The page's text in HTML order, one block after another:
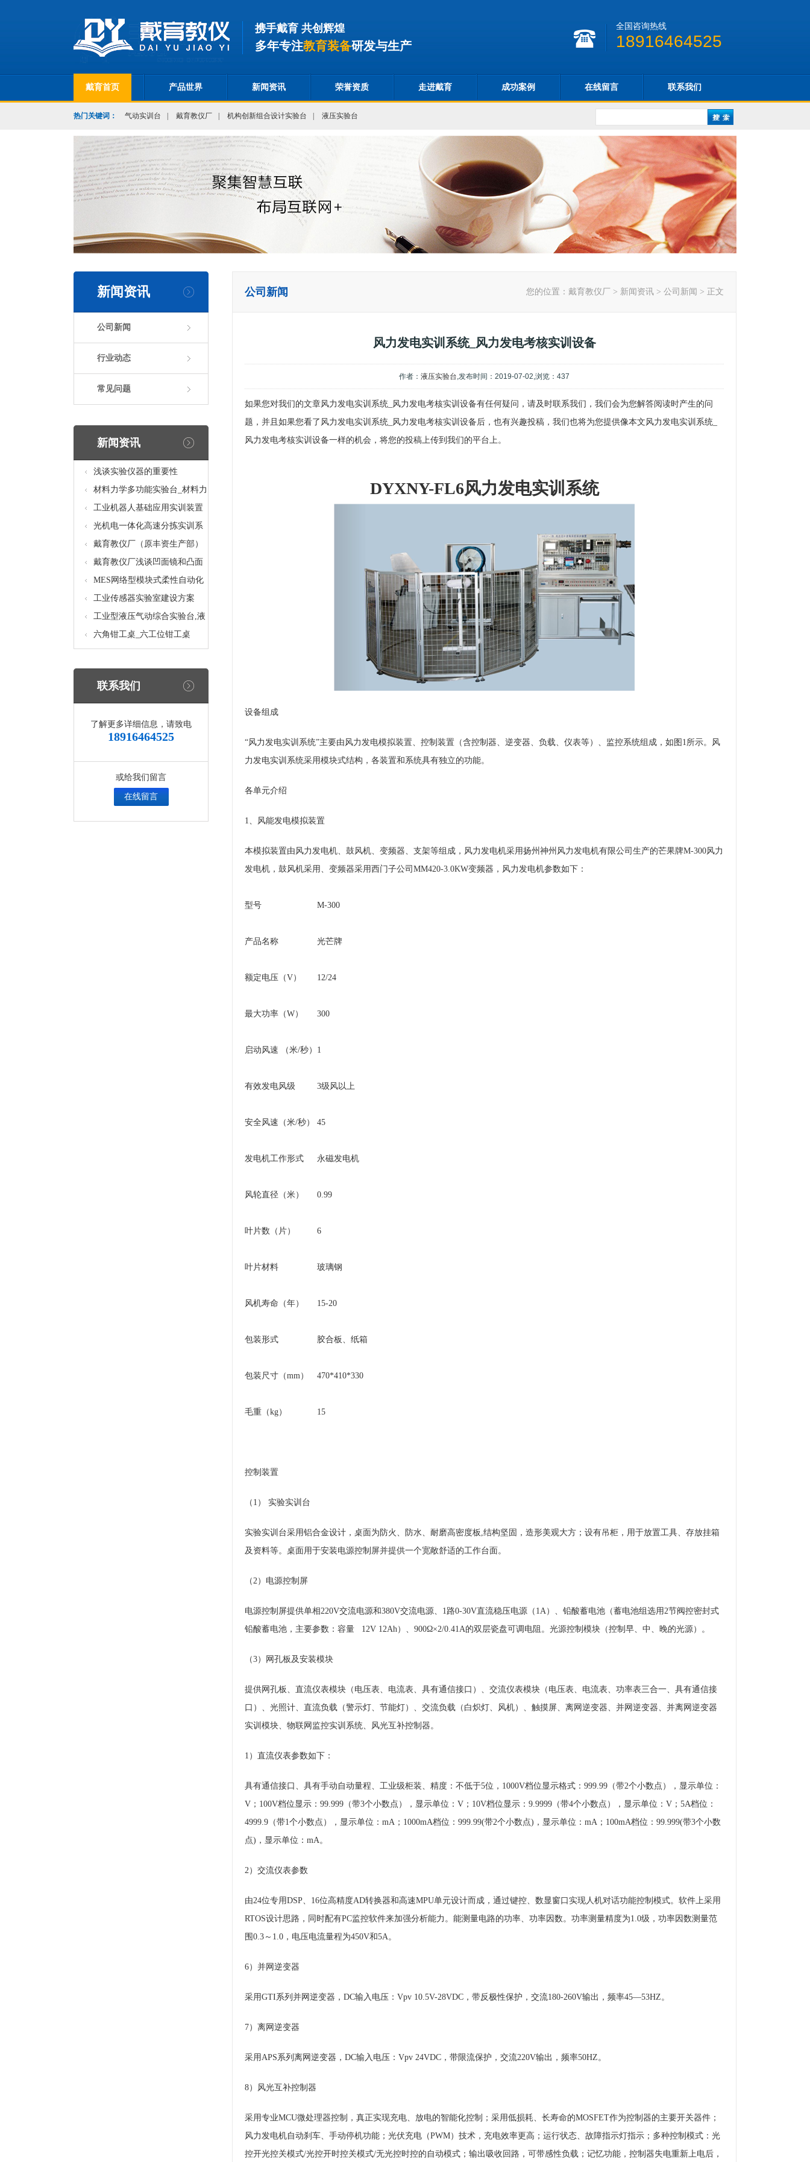
携手戴育 共创辉煌
多年专注教育装备研发与生产
全国咨询热线
18916464525
戴育首页 产品世界 新闻资讯 荣誉资质 走进戴育 成功案例 在线留言 联系我们
热门关键词： 气动实训台 戴育教仪厂 机构创新组合设计实验台 液压实验台
新闻资讯
公司新闻
行业动态
常见问题
新闻资讯
浅谈实验仪器的重要性
材料力学多功能实验台_材料力
学多功能考核实验实训设备
工业机器人基础应用实训装置
台_工业机器人基础应用实训考
核设备
光机电一体化高速分拣实训系
统_光机电一体化高速分拣实验
实训设备
戴育教仪厂（原丰资生产部）
助力春季高教仪器展
戴育教仪厂浅谈凹面镜和凸面
镜的区别之处
MES网络型模块式柔性自动化
生产线实验系统(八站)_模块柔
性自动化生产线教学实训设备
工业传感器实验室建设方案
工业型液压气动综合实验台,液
压气动综合实训台
六角钳工桌_六工位钳工桌
联系我们
了解更多详细信息，请致电
18916464525
或给我们留言
在线留言
公司新闻 您的位置： 戴育教仪厂 > 新闻资讯 > 公司新闻 > 正文
风力发电实训系统_风力发电考核实训设备
作者： 液压实验台,发布时间：2019-07-02,浏览： 437
如果您对我们的文章风力发电实训系统_风力发电考核实训设备有任何疑问，请及时联系我们，我们会为您解答阅读时产生的问
题，并且如果您看了风力发电实训系统_风力发电考核实训设备后，也有兴趣投稿，我们也将为您提供像本文风力发电实训系统_
风力发电考核实训设备一样的机会，将您的投稿上传到我们的平台上。
DYXNY-FL6风力发电实训系统
设备组成
“风力发电实训系统”主要由风力发电模拟装置、控制装置（含控制器、逆变器、负载、仪表等）、监控系统组成，如图1所示。风
力发电实训系统采用模块式结构，各装置和系统具有独立的功能。
各单元介绍
1、风能发电模拟装置
本模拟装置由风力发电机、鼓风机、变频器、支架等组成，风力发电机采用扬州神州风力发电机有限公司生产的芒果牌M-300风力
发电机，鼓风机采用、变频器采用西门子公司MM420-3.0KW变频器，风力发电机参数如下：
型号 M-300
产品名称 光芒牌
额定电压（V） 12/24
最大功率（W） 300
启动风速 （米/秒） 1
有效发电风级 3级风以上
安全风速（米/秒） 45
发电机工作形式 永磁发电机
风轮直径（米） 0.99
叶片数（片） 6
叶片材料 玻璃钢
风机寿命（年） 15-20
包装形式 胶合板、纸箱
包装尺寸（mm） 470*410*330
毛重（kg） 15
控制装置
（1） 实验实训台
实验实训台采用铝合金设计，桌面为防火、防水、耐磨高密度板,结构坚固，造形美观大方；设有吊柜，用于放置工具、存放挂箱
及资料等。桌面用于安装电源控制屏并提供一个宽敞舒适的工作台面。
（2）电源控制屏
电源控制屏提供单相220V交流电源和380V交流电源、1路0-30V直流稳压电源（1A）、铅酸蓄电池（蓄电池组选用2节阀控密封式
铅酸蓄电池，主要参数：容量 12V 12Ah）、900Ω×2/0.41A的双层瓷盘可调电阻。光源控制模块（控制早、中、晚的光源）。
（3）网孔板及安装模块
提供网孔板、直流仪表模块（电压表、电流表、具有通信接口）、交流仪表模块（电压表、电流表、功率表三合一、具有通信接
口）、光照计、直流负载（警示灯、节能灯）、交流负载（白炽灯、风机）、触摸屏、离网逆变器、并网逆变器、并离网逆变器
实训模块、物联网监控实训系统、风光互补控制器。
1）直流仪表参数如下：
具有通信接口、具有手动自动量程、工业级柜装、精度：不低于5位，1000V档位显示格式：999.99（带2个小数点），显示单位：
V；100V档位显示：99.999（带3个小数点），显示单位：V；10V档位显示：9.9999（带4个小数点），显示单位：V；5A档位：
4999.9（带1个小数点），显示单位：mA；1000mA档位：999.99(带2个小数点)，显示单位：mA；100mA档位：99.999(带3个小数
点)，显示单位：mA。
2）交流仪表参数
由24位专用DSP、16位高精度AD转换器和高速MPU单元设计而成，通过键控、数显窗口实现人机对话功能控制模式。软件上采用
RTOS设计思路，同时配有PC监控软件来加强分析能力。能测量电路的功率、功率因数。功率测量精度为1.0级，功率因数测量范
围0.3～1.0，电压电流量程为450V和5A。
6）并网逆变器
采用GTI系列并网逆变器，DC输入电压：Vpv 10.5V-28VDC，带反极性保护，交流180-260V输出，频率45—53HZ。
7）离网逆变器
采用APS系列离网逆变器，DC输入电压：Vpv 24VDC，带限流保护，交流220V输出，频率50HZ。
8）风光互补控制器
采用专业MCU微处理器控制，真正实现充电、放电的智能化控制；采用低损耗、长寿命的MOSFET作为控制器的主要开关器件；
风力发电机自动刹车、手动停机功能；光伏充电（PWM）技术，充电效率更高；运行状态、故障指示灯指示；多种控制模式：光
控开光控关模式/光控开时控关模式/无光控时控的自动模式；输出吸收回路，可带感性负载；记忆功能，控制器失电重新上电后，